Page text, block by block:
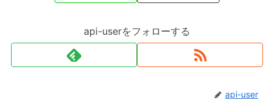
api-userをフォローする
api-user